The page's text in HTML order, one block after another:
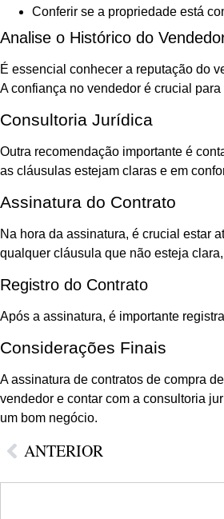
Conferir se a propriedade está
Analise o Histórico do
É essencial conhecer a reputação do
A confiança no vendedor é crucial
Consultoria Jurídica
Outra recomendação importante é
as cláusulas estejam claras e em
Assinatura do Contrato
Na hora da assinatura, é crucial estar
qualquer cláusula que não esteja
Registro do Contrato
Após a assinatura, é importante
Considerações Finais
A assinatura de contratos de compra
vendedor e contar com a consultoria
um bom negócio.
ANTERIOR